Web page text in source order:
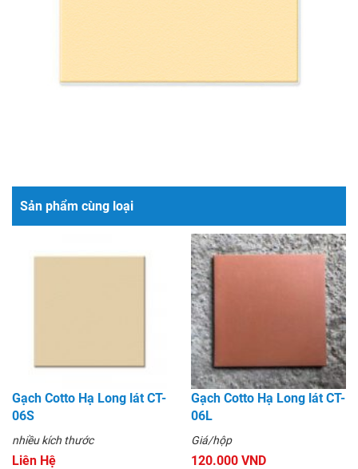
Sản phẩm cùng loại
Gạch Cotto Hạ Long lát CT-
06S
nhiều kích thước
Liên Hệ
Gạch Cotto Hạ Long lát CT-
06L
Giá/hộp
120.000 VND